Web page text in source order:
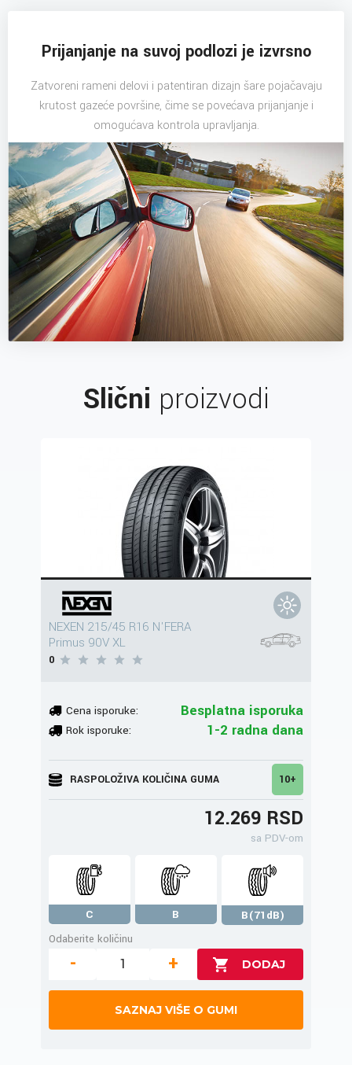
Prijanjanje na suvoj podlozi je izvrsno
Zatvoreni rameni delovi i patentiran dizajn šare pojačavaju
krutost gazeće površine, čime se povećava prijanjanje i
omogućava kontrola upravljanja.
Slični proizvodi
NEXEN 215/45 R16 N'FERA
Primus 90V XL
0
Cena isporuke: Besplatna isporuka
Rok isporuke: 1-2 radna dana
RASPOLOŽIVA KOLIČINA GUMA 10+
12.269 RSD
sa PDV-om
C B
B(71dB)
Odaberite količinu
- +
SAZNAJ VIŠE O GUMI